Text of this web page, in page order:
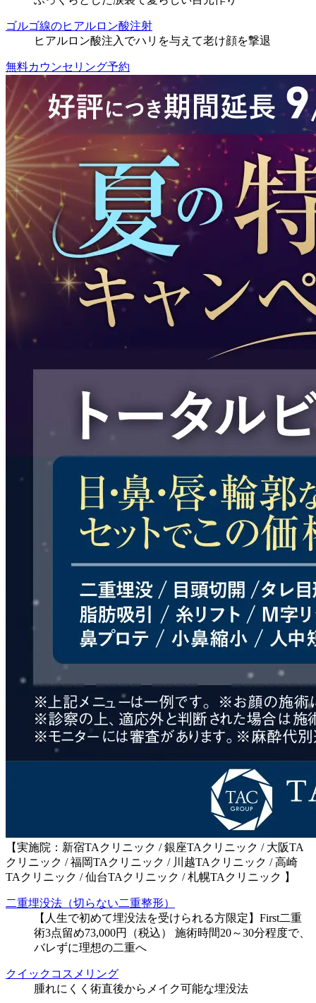
ゴルゴ線のヒアルロン酸注射
ヒアルロン酸注入でハリを与えて老け顔を撃退
無料カウンセリング予約
【実施院：新宿TAクリニック / 銀座TAクリニック / 大阪TA
クリニック / 福岡TAクリニック / 川越TAクリニック / 高崎
TAクリニック / 仙台TAクリニック / 札幌TAクリニック 】
二重埋没法（切らない二重整形）
【人生で初めて埋没法を受けられる方限定】First二重
術3点留め73,000円（税込） 施術時間20～30分程度で、
バレずに理想の二重へ
クイックコスメリング
腫れにくく術直後からメイク可能な埋没法